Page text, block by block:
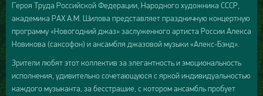
Героя Труда Российской Федерации, Народного художника СССР,
академика РАХ А.М. Шилова представляет праздничную концертную
программу «Новогодний джаз» заслуженного артиста России Алекса
Новикова (саксофон) и ансамбля джазовой музыки «Алекс-Бэнд».
Зрители любят этот коллектив за элегантность и эмоциональность
исполнения, удивительно сочетающуюся с яркой индивидуальностью
каждого музыканта, за бесстрашие, с котором ансамбль пробует